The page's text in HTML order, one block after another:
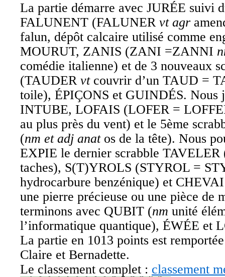
La partie démarre avec JURÉE suivi
FALUNENT (FALUNER vt agr
falun, dépôt calcaire utilisé comme
MOURUT, ZANIS (ZANI =ZANNI
comédie italienne) et de 3 nouveaux
(TAUDER vtcouvrir d’un TAUD =
toile), ÉPIÇONS et GUINDÉS. Nous
INTUBE, LOFAIS (LOFER =
au plus près du vent) et le 5ème
(nm et adj anatos de la tête). Nous
EXPIE le dernier scrabble TAVELER
taches), S(T)YROLS (STYROL =
hydrocarbure benzénique) et
une pierre précieuse ou une pièce de
terminons avec QUBIT (nm unité
l’informatique quantique), ÉWÉE et
La partie en 1013 points est
Claire et Bernadette.
Le classement complet : classement